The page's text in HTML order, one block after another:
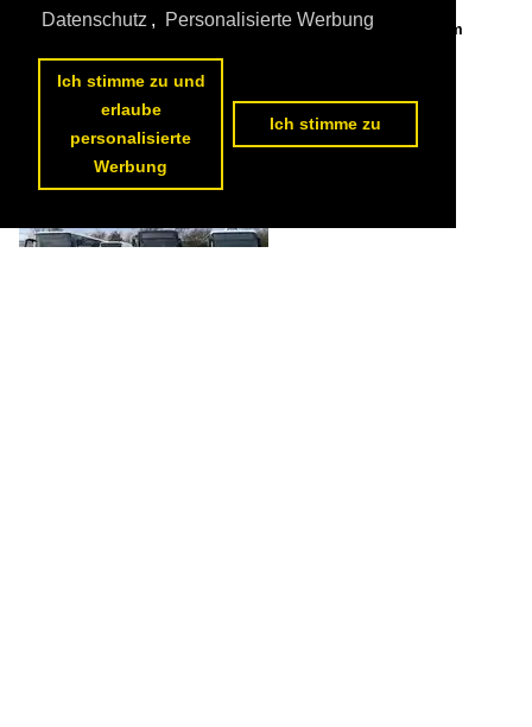
Mercedes Integro von Dankert aus Deutschland in Waren am
Bustypen / Überlandbusse / Mercedes-Benz O 550 (Integro)
175 1200x900 Px, 30.04.2025
Datenschutz , Personalisierte Werbung
Ich stimme zu und
erlaube
personalisierte
Werbung
Ich stimme zu